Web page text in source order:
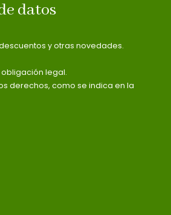
datos
y otras novedades.
obligación legal.
derechos, como se indica en la